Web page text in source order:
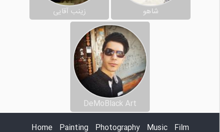
شاهو زینب آقایی
DeMoBlack Art
Home
Painting Photography Music Film